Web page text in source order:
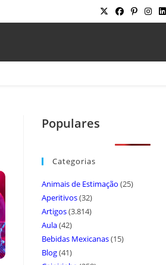
Populares
Categorias
Animais de Estimação (25)
Aperitivos(32)
Artigos(3.814)
Aula(42)
Bebidas Mexicanas(15)
Blog(41)